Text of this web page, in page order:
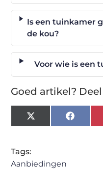
Is een tuinkamer
de kou?
Voor wie is een
Goed artikel?
X
(Twitter)
Tags:
Aanbiedingen